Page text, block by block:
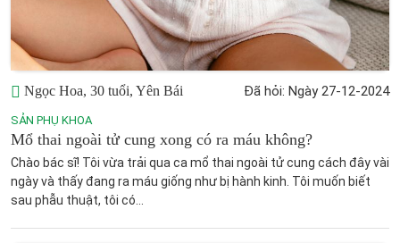
Ngọc Hoa, 30 tuổi, Yên Bái Đã hỏi: Ngày 27-12-2024
SẢN PHỤ KHOA
Mổ thai ngoài tử cung xong có ra máu không?
Chào bác sĩ! Tôi vừa trải qua ca mổ thai ngoài tử cung cách đây vài
ngày và thấy đang ra máu giống như bị hành kinh. Tôi muốn biết
sau phẫu thuật, tôi có...